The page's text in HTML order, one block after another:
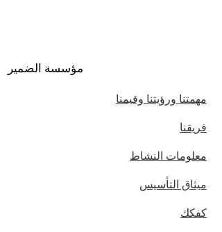
مؤسسة الضمير
مهمتنا ورؤيتنا وقيمنا
فريقنا
معلومات النشاط
ميثاق التأسيس
كفكك